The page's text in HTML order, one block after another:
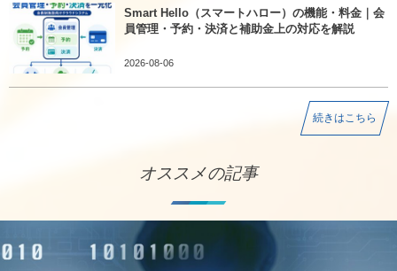
Smart Hello（スマートハロー）の機能・料金｜会
員管理・予約・決済と補助金上の対応を解説
2026-08-06
続きはこちら
オススメの記事